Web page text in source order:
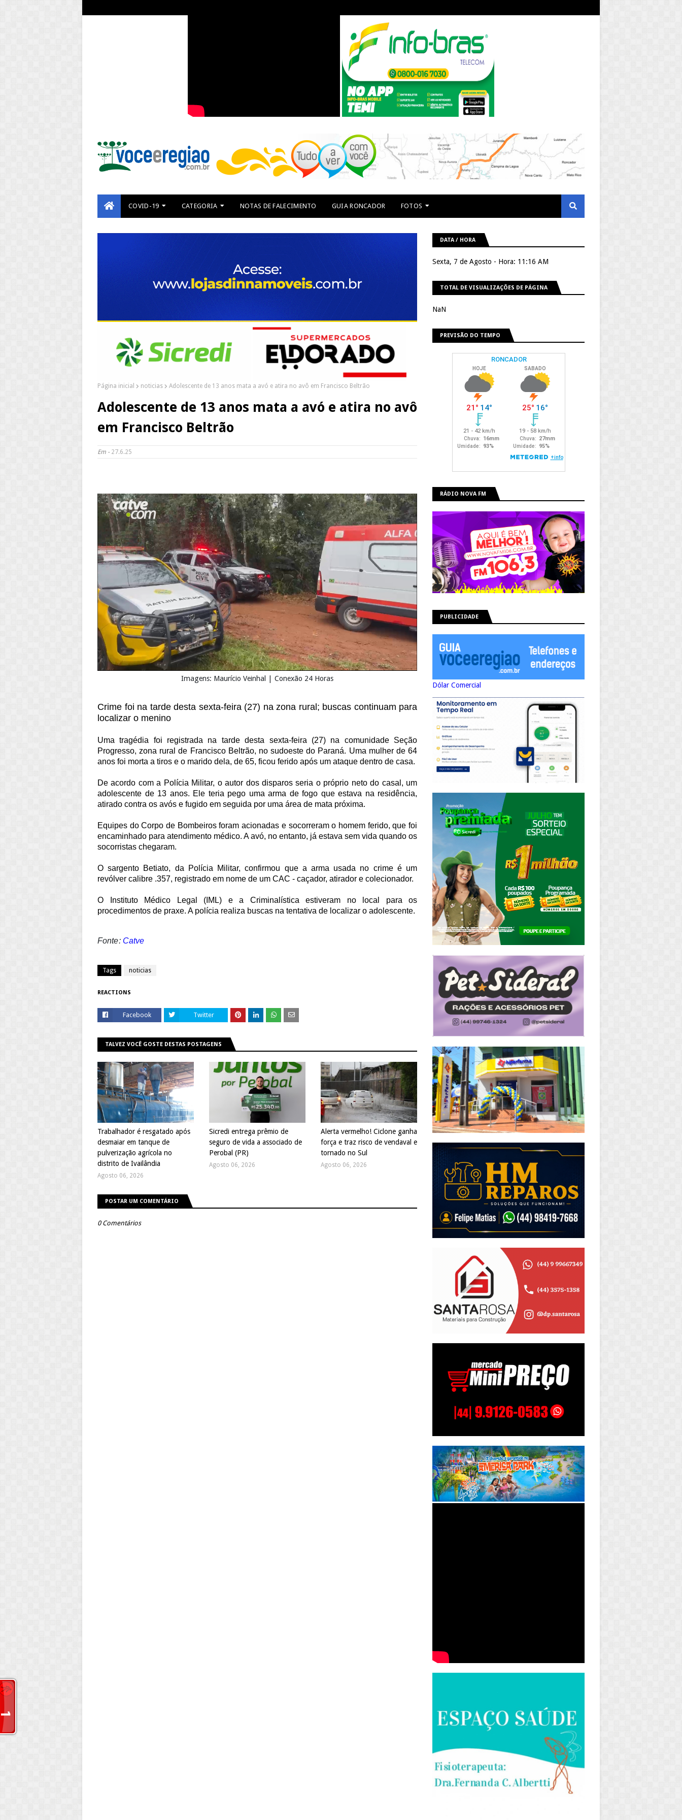
COVID-19 CATEGORIA NOTAS DE FALECIMENTO GUIA RONCADOR FOTOS
Página inicial noticias Adolescente de 13 anos mata a avó e atira no avô em Francisco Beltrão
Adolescente de 13 anos mata a avó e atira no avô
em Francisco Beltrão
Em - 27.6.25
Imagens: Maurício Veinhal | Conexão 24 Horas
Crime foi na tarde desta sexta-feira (27) na zona rural; buscas continuam para
localizar o menino
Uma tragédia foi registrada na tarde desta sexta-feira (27) na comunidade Seção
Progresso, zona rural de Francisco Beltrão, no sudoeste do Paraná. Uma mulher de 64
anos foi morta a tiros e o marido dela, de 65, ficou ferido após um ataque dentro de casa.
De acordo com a Polícia Militar, o autor dos disparos seria o próprio neto do casal, um
adolescente de 13 anos. Ele teria pego uma arma de fogo que estava na residência,
atirado contra os avós e fugido em seguida por uma área de mata próxima.
Equipes do Corpo de Bombeiros foram acionadas e socorreram o homem ferido, que foi
encaminhado para atendimento médico. A avó, no entanto, já estava sem vida quando os
socorristas chegaram.
O sargento Betiato, da Polícia Militar, confirmou que a arma usada no crime é um
revólver calibre .357, registrado em nome de um CAC - caçador, atirador e colecionador.
O Instituto Médico Legal (IML) e a Criminalística estiveram no local para os
procedimentos de praxe. A polícia realiza buscas na tentativa de localizar o adolescente.
Fonte: Catve
Tags noticias
REACTIONS
Facebook Twitter
TALVEZ VOCÊ GOSTE DESTAS POSTAGENS
Trabalhador é resgatado após
desmaiar em tanque de
pulverização agrícola no
distrito de Ivailândia
Agosto 06, 2026
Sicredi entrega prêmio de
seguro de vida a associado de
Perobal (PR)
Agosto 06, 2026
Alerta vermelho! Ciclone ganha
força e traz risco de vendaval e
tornado no Sul
Agosto 06, 2026
POSTAR UM COMENTÁRIO
0 Comentários
DATA / HORA
Sexta, 7 de Agosto - Hora: 11:16 AM
TOTAL DE VISUALIZAÇÕES DE PÁGINA
NaN
PREVISÃO DO TEMPO
RÁDIO NOVA FM
PUBLICIDADE
Dólar Comercial